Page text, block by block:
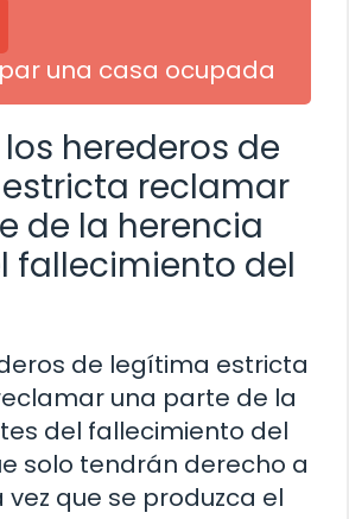
una casa ocupada
herederos de
reclamar
de la herencia
fallecimiento del
de legítima estricta
una parte de la
del fallecimiento del
solo tendrán derecho a
vez que se produzca el